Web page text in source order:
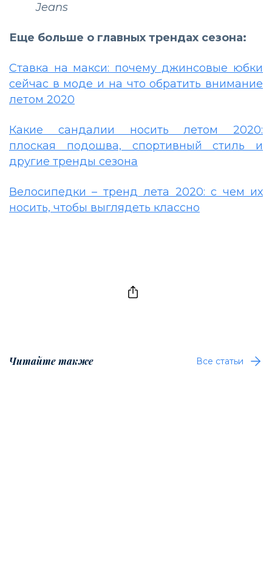
Jeans
Еще больше о главных трендах сезона:
Ставка на макси: почему джинсовые юбки
сейчас в моде и на что обратить внимание
летом 2020
Какие сандалии носить летом 2020:
плоская подошва, спортивный стиль и
другие тренды сезона
Велосипедки – тренд лета 2020: с чем их
носить, чтобы выглядеть классно
Читайте также Все статьи